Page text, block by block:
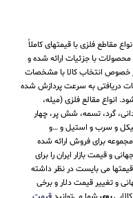
مقاطع فلزی با قیمتهای کاملاً
با جزئیات ارائه شده و
خصوص انتخاب کالا با مشخصات
دریافتی به سرعت پردازش شده
انواع مقالع فلزی (میله،
گرد، تسمه، شش پر، چهار
و سرب و استیل و …و
برای فروش ارائه شده
و قیمت بازار ایران را برای
قیمتها می بایست در نظر داشته
و تغییر قیمت دلار و برخی